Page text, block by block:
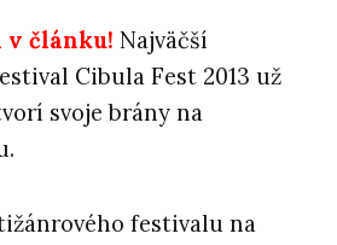
v článku! Najväčší
Cibula Fest 2013 už
svoje brány na
festivalu na